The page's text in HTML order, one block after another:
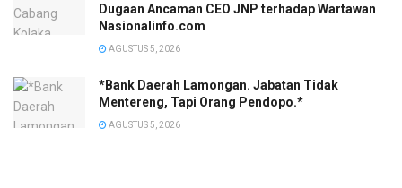
Dugaan Ancaman CEO JNP terhadap Wartawan
Nasionalinfo.com
AGUSTUS 5, 2026
*Bank Daerah Lamongan. Jabatan Tidak
Mentereng, Tapi Orang Pendopo.*
AGUSTUS 5, 2026